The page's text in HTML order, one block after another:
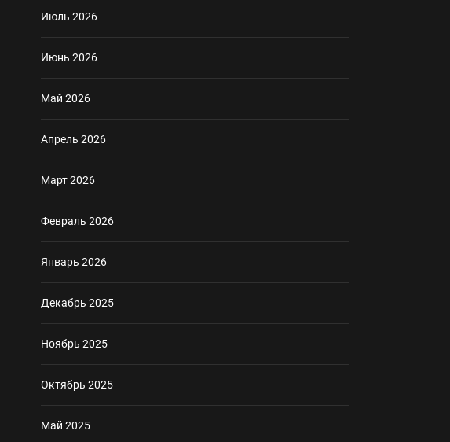
Июль 2026
Июнь 2026
Май 2026
Апрель 2026
Март 2026
Февраль 2026
Январь 2026
Декабрь 2025
Ноябрь 2025
Октябрь 2025
Май 2025